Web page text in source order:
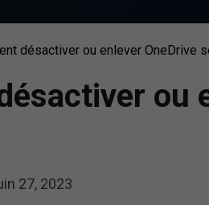
désactiver ou enlever OneDrive
ou
27, 2023